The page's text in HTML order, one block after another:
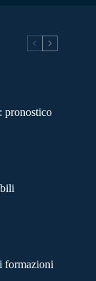
pronostico
formazioni